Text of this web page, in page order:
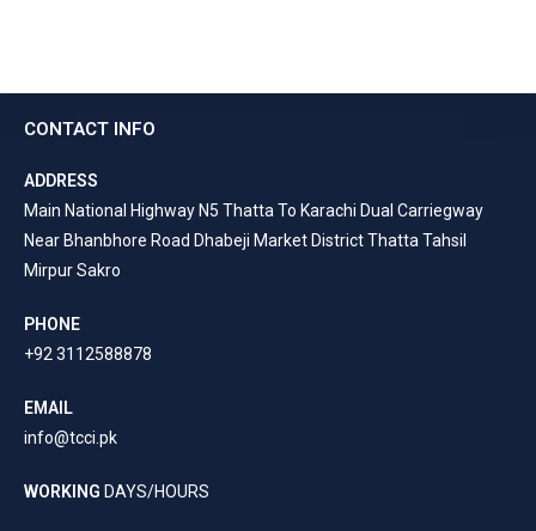
CONTACT INFO
ADDRESS
Main National Highway N5 Thatta To Karachi Dual Carriegway
Near Bhanbhore Road Dhabeji Market District Thatta Tahsil
Mirpur Sakro
PHONE
+92 3112588878
EMAIL
info@tcci.pk
WORKING DAYS/HOURS